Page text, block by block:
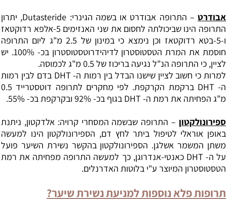
אבודרט – התרופה אבודרט או בשמה הגינרי: Dutasteride, יתרון
התרופה הינו שביכולתה לחסום את שני האנזימים 5-אלפא רדוקטאז
ו-5-בטא רדוקטאז וכן נימצא כי במינון של 2.5 מ"ג ליום התרופה
חוסמת את המרת הטסטוסטרון לדיהידרוטסטוסטרון בכ- 100%. יש
לציין, כי התרופה הנ"ל נגיעה בריכוז של 0.5 מ"ג לכמוסה.
למרות כי חשוב לציין שישנו הבדל בין רמות ה- DHT בדם לבין רמות
ה- DHT
ברקמת הקרקפת. לפי מחקרים לתרופה דוטסטרייד 0.5
מ"ג הפחיתה את רמת ה- DHT בגוף בכ- 92% ובקרקפת בכ- 55%.
ספירונולקטון – התרופה שבשמה המסחרי קרויה: אלדקטון, ניתנת
באופן אוראלי לטיפול ביתר לחץ דם, הספירונולקטון הינו למעשה
משתן המשמר אשלגן. הספירונולקטון בהקשר נשירת השיער פועל
על ה- DHT כאנטי-אנדרוגן, כך למעשה התרופה מפחיתה את רמת
הטסטוסטרון המיוצר ע"י בלוטות האדרנלים.
תרופות פלא נוספות למניעת נשירת שיער?